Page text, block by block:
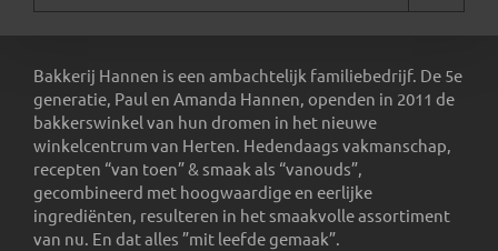
Bakkerij Hannen is een ambachtelijk familiebedrijf. De 5e
generatie, Paul en Amanda Hannen, openden in 2011 de
bakkerswinkel van hun dromen in het nieuwe
winkelcentrum van Herten. Hedendaags vakmanschap,
recepten “van toen” & smaak als “vanouds”,
gecombineerd met hoogwaardige en eerlijke
ingrediënten, resulteren in het smaakvolle assortiment
van nu. En dat alles ”mit leefde gemaak”.